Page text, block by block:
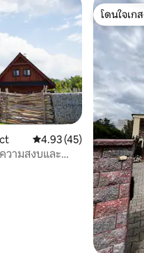
คะแนนเฉลี่ย 4.93 จาก 5,
4.93 (45)
วามสงบและ
โดนใจเก
โดนใจเก